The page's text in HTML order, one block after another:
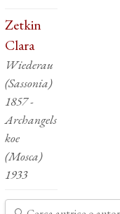
Zetkin
Clara
Wiederau
(Sassonia)
1857 -
Archangels
koe
(Mosca)
1933